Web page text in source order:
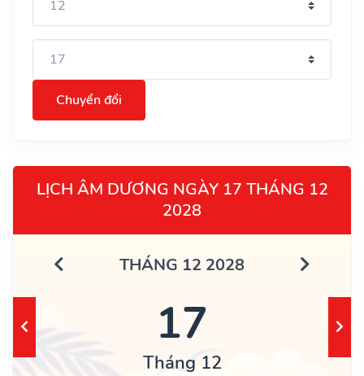
Chuyển đổi
LỊCH ÂM DƯƠNG NGÀY 17 THÁNG 12
2028
THÁNG 12 2028
17
Tháng 12